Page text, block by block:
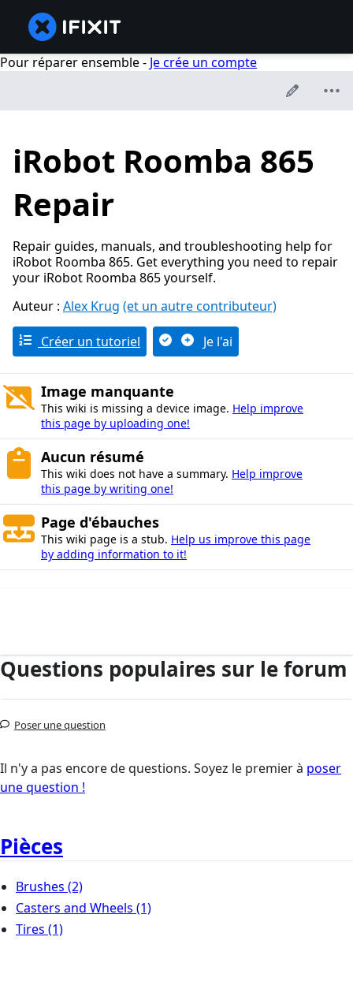
Pour réparer ensemble - Je crée un compte
iRobot Roomba 865
Repair
Repair guides, manuals, and troubleshooting help for
iRobot Roomba 865. Get everything you need to repair
your iRobot Roomba 865 yourself.
Auteur : Alex Krug (et un autre contributeur)
Créer un tutoriel Je l'ai
Image manquante
This wiki is missing a device image. Help improve
this page by uploading one!
Aucun résumé
This wiki does not have a summary. Help improve
this page by writing one!
Page d'ébauches
This wiki page is a stub. Help us improve this page
by adding information to it!
Questions populaires sur le forum
Poser une question
Il n'y a pas encore de questions. Soyez le premier à poser
une question !
Pièces
Brushes (2)
Casters and Wheels (1)
Tires (1)